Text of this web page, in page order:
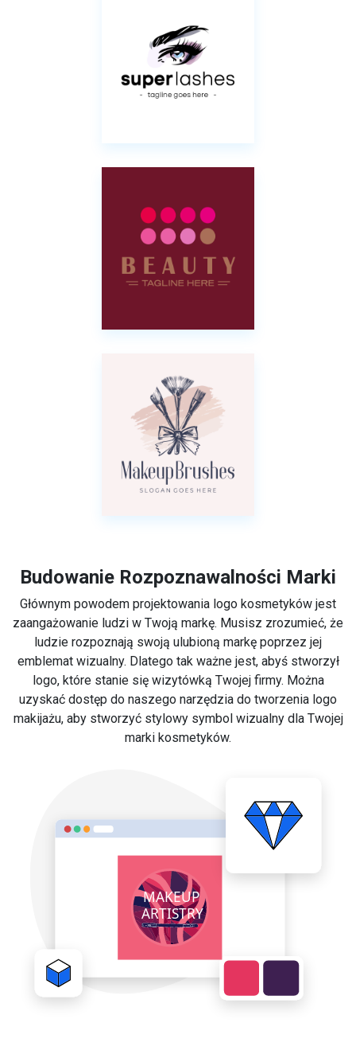
Budowanie Rozpoznawalności Marki
Głównym powodem projektowania logo kosmetyków jest
zaangażowanie ludzi w Twoją markę. Musisz zrozumieć, że
ludzie rozpoznają swoją ulubioną markę poprzez jej
emblemat wizualny. Dlatego tak ważne jest, abyś stworzył
logo, które stanie się wizytówką Twojej firmy. Można
uzyskać dostęp do naszego narzędzia do tworzenia logo
makijażu, aby stworzyć stylowy symbol wizualny dla Twojej
marki kosmetyków.